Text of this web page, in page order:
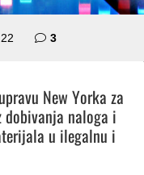
3komentara
New Yorka za
dobivanja naloga i
u ilegalnu i